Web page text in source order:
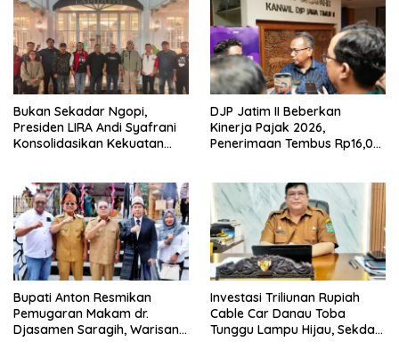
Buka suara
Bukan Sekadar Ngopi,
Presiden LIRA Andi Syafrani
Konsolidasikan Kekuatan
DJP Jatim II Beberkan
Kinerja Pajak 2026,
Penerimaan Tembus Rp16,08
Bupati Anton Resmikan
Pemugaran Makam dr.
Djasamen Saragih, Warisan
Investasi Triliunan Rupiah
Cable Car Danau Toba
Tunggu Lampu Hijau, Sekda